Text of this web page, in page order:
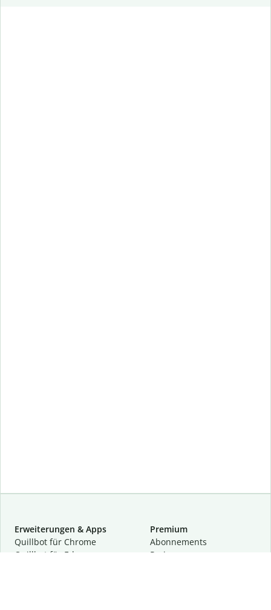
Erweiterungen & Apps
Quillbot für Chrome
Quillbot für Edge
Premium
Abon­ne­ments
Preise